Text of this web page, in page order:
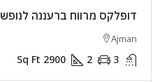
דופלקס מרווח ברעננה לנופש
Ajman
3
2
2900
Sq Ft